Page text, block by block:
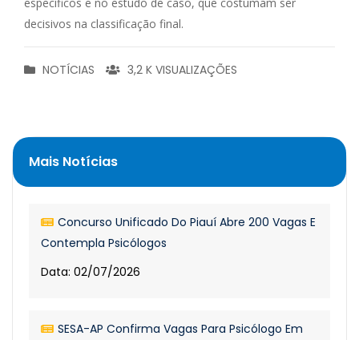
decisivos na classificação final.
NOTÍCIAS 3,2 K VISUALIZAÇÕES
Mais Notícias
Concurso Unificado Do Piauí Abre 200 Vagas E
Contempla Psicólogos
Data: 02/07/2026
SESA-AP Confirma Vagas Para Psicólogo Em